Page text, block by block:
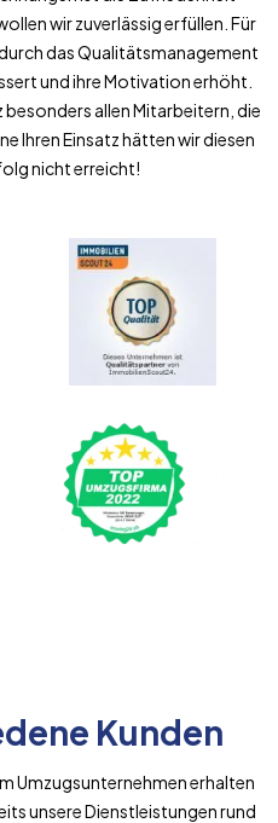
wir zuverlässig erfüllen. Für
das Qualitätsmanagement
und ihre Motivation erhöht.
besonders allen Mitarbeitern, die
Ihren Einsatz hätten wir diesen
nicht erreicht!
Kunden
Umzugsunternehmen erhalten
unsere Dienstleistungen rund